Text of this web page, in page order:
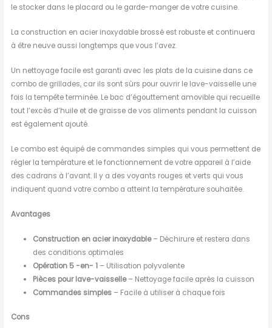
le stocker dans le placard ou le garde-manger de votre cuisine.
La construction en acier inoxydable brossé est robuste et continuera
à être neuve aussi longtemps que vous l’avez.
Un nettoyage facile est garanti avec les plats de la cuisine dans ce
combo de grillades, car ils sont sûrs pour ouvrir le lave-vaisselle une
fois la tempête terminée. Le bac d’égouttement amovible qui recueille
tout l’excès d’huile et de graisse de vos aliments pendant la cuisson
est également ajouté.
Le combo est équipé de commandes simples qui vous permettent de
régler la température et le fonctionnement de votre appareil à l’aide
des cadrans à l’avant. Il y a des voyants rouges et verts qui vous
indiquent quand votre combo a atteint la température souhaitée.
Avantages
Construction en acier inoxydable– Déchirure et restera dans
des conditions optimales
Opération 5 -en- 1– Utilisation polyvalente
Pièces pour lave-vaisselle– Nettoyage facile après la cuisson
Commandes simples– Facile à utiliser à chaque fois
Cons